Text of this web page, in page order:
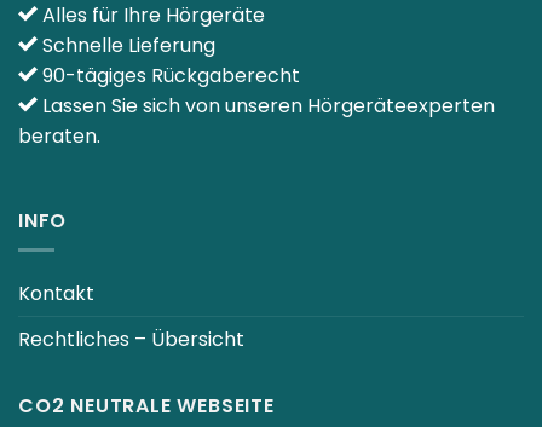
Alles für Ihre Hörgeräte
Schnelle Lieferung
90-tägiges Rückgaberecht
Lassen Sie sich von unseren Hörgeräteexperten
beraten.
INFO
Kontakt
Rechtliches – Übersicht
CO2 NEUTRALE WEBSEITE